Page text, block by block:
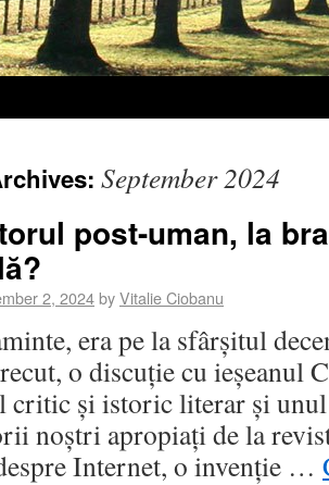
September 2024
post-uman, la
2, 2024byVitalie Ciobanu
era pe la sfârșitul
o discuție cu ieșeanul
critic și istoric literar și
noștri apropiați de la
Internet, o invenție …